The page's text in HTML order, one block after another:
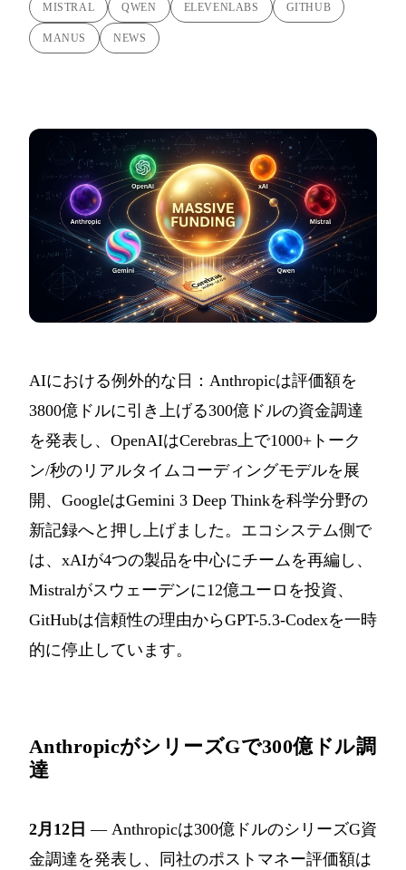
MISTRAL QWEN ELEVENLABS GITHUB
MANUS NEWS
AIにおける例外的な日：Anthropicは評価額を
3800億ドルに引き上げる300億ドルの資金調達
を発表し、OpenAIはCerebras上で1000+トーク
ン/秒のリアルタイムコーディングモデルを展
開、GoogleはGemini 3 Deep Thinkを科学分野の
新記録へと押し上げました。エコシステム側で
は、xAIが4つの製品を中心にチームを再編し、
Mistralがスウェーデンに12億ユーロを投資、
GitHubは信頼性の理由からGPT-5.3-Codexを一時
的に停止しています。
AnthropicがシリーズGで300億ドル調
達
2月12日 — Anthropicは300億ドルのシリーズG資
金調達を発表し、同社のポストマネー評価額は